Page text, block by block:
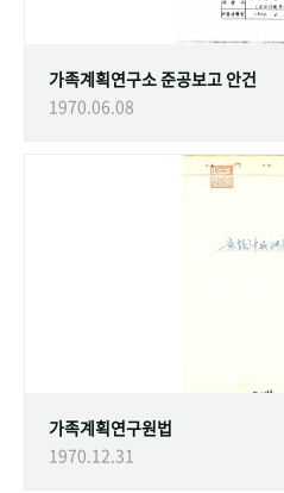
가족계획연구소 준공보고 안건
1970.06.08
가족계획연구원법
1970.12.31